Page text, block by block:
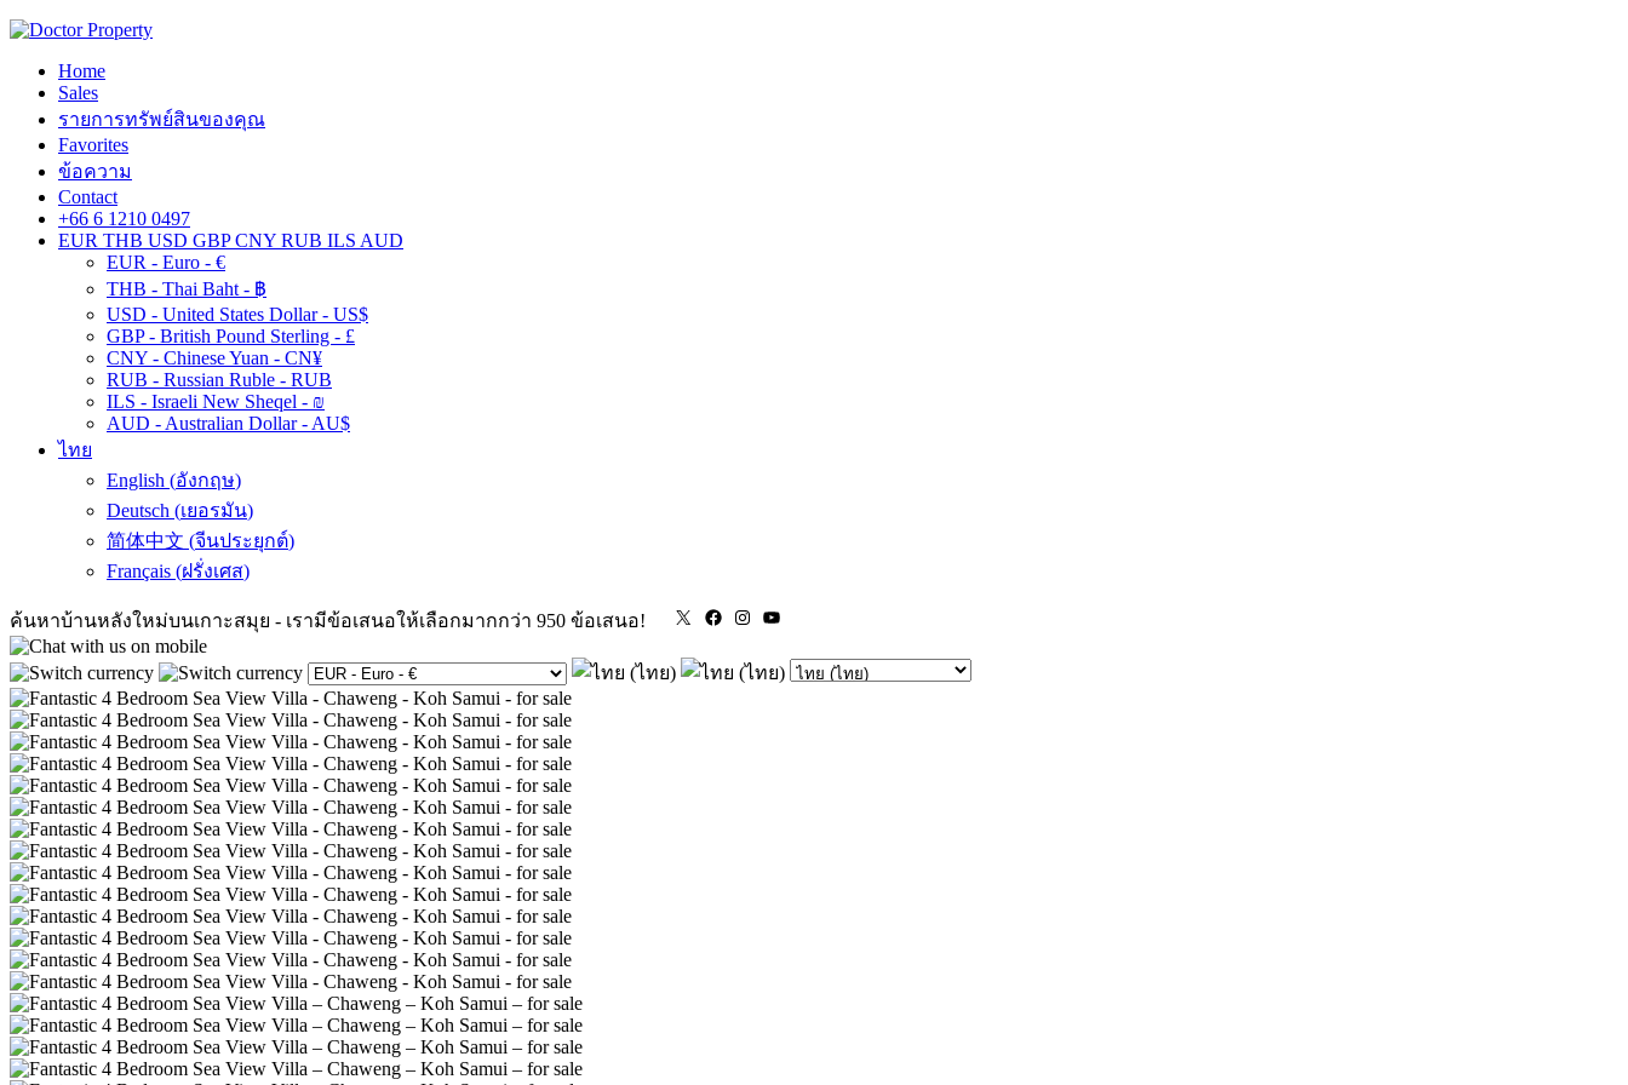
Home
Sales
รายการทรัพย์สินของคุณ
Favorites
ข้อความ
Contact
+66 6 1210 0497
EUR THB USD GBP CNY RUB ILS AUD
EUR - Euro - €
THB - Thai Baht - ฿
USD - United States Dollar - US$
GBP - British Pound Sterling - £
CNY - Chinese Yuan - CN¥
RUB - Russian Ruble - RUB
ILS - Israeli New Sheqel - ₪
AUD - Australian Dollar - AU$
ไทย
English (อังกฤษ)
Deutsch (เยอรมัน)
简体中文 (จีนประยุกต์)
Français (ฝรั่งเศส)
ค้นหาบ้านหลังใหม่บนเกาะสมุย - เรามีข้อเสนอให้เลือกมากกว่า 950 ข้อเสนอ! X FacebookInstagram